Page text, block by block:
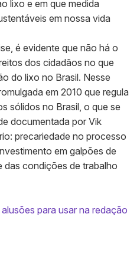
lixo e em que medida
em nossa vida
é evidente que não há o
dos cidadãos no que
do lixo no Brasil. Nesse
em 2010 que regula
sólidos no Brasil, o que se
documentada por Vik
precariedade no processo
em galpões de
das condições de trabalho
para usar na redação